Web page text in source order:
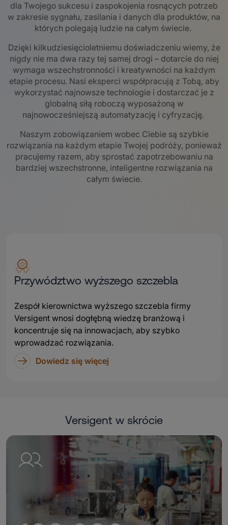
dla Twojego sukcesu i zaspokojenia rosnących potrzeb
w zakresie sygnału, zasilania i danych dla produktów, na
których polegają ludzie na całym świecie.
Dzięki kilkudziesięcioletniemu doświadczeniu wiemy, że
nigdy nie ma dwa razy tej samej drogi – dotarcie do niej
wymaga wszechstronności i kreatywności na każdym
etapie procesu. Nasi eksperci współpracują z Tobą, aby
wykorzystać najnowsze technologie i dostarczać je z
globalną siłą roboczą wyposażoną w
najnowocześniejszą automatyzację i cyfryzację.
Naszym zobowiązaniem wobec Ciebie są szybkie
rozwiązania na każdym etapie Twojej podróży, ponieważ
pracujemy razem, aby sprostać zapotrzebowaniu na
bardziej wszechstronne, inteligentne rozwiązania na
całym świecie.
Przywództwo wyższego szczebla
Zespół kierownictwa wyższego szczebla firmy
Versigent wnosi dogłębną wiedzę branżową i
koncentruje się na innowacjach, aby szybko
wprowadzać rozwiązania.
Dowiedz się więcej
Versigent w skrócie